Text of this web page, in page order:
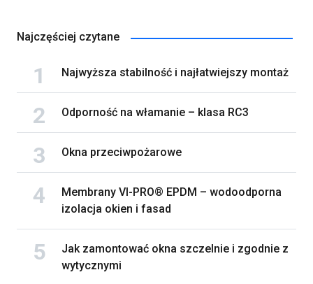
Najczęściej czytane
Najwyższa stabilność i najłatwiejszy montaż
Odporność na włamanie – klasa RC3
Okna przeciwpożarowe
Membrany VI-PRO® EPDM – wodoodporna
izolacja okien i fasad
Jak zamontować okna szczelnie i zgodnie z
wytycznymi